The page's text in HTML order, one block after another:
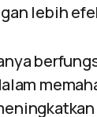
lebih